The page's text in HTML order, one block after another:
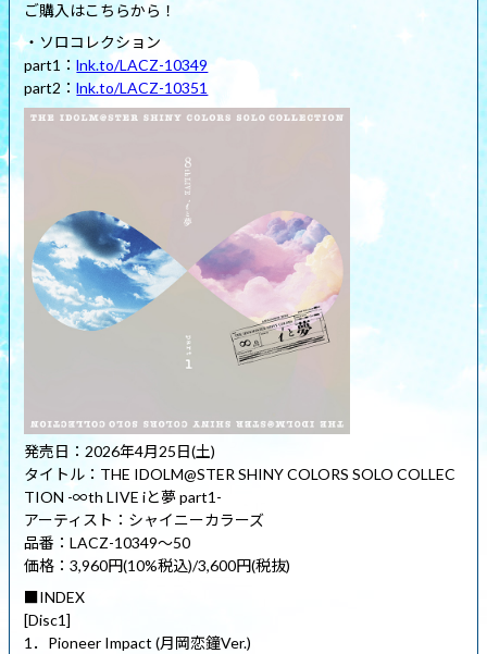
ご購入はこちらから！
・ソロコレクション
part1：lnk.to/LACZ-10349
part2：lnk.to/LACZ-10351
発売日：2026年4月25日(土)
タイトル：THE IDOLM@STER SHINY COLORS SOLO COLLEC
TION -∞th LIVE iと夢 part1-
アーティスト：シャイニーカラーズ
品番：LACZ-10349～50
価格：3,960円(10%税込)/3,600円(税抜)
■INDEX
[Disc1]
1．Pioneer Impact (月岡恋鐘Ver.)